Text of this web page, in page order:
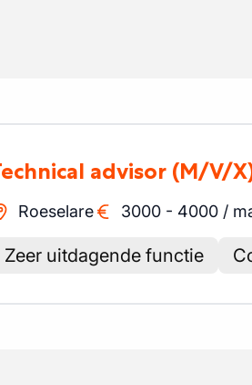
Technical advisor (M/V/
Roeselare 3000 - 4000 /
Zeer uitdagende functie